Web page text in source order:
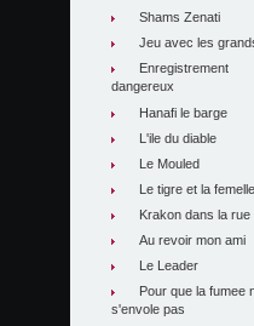
Shams Zenati
Jeu avec les
Enregistrement
dangereux
Hanafi le barge
L'ile du diable
Le Mouled
Le tigre et la femelle
Krakon dans la rue
Au revoir mon ami
Le Leader
Pour que la fumee
s'envole pas